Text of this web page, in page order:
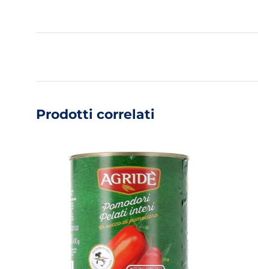
Prodotti correlati